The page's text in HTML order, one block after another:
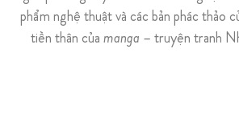
phẩm nghệ thuật và các bản phác thảo
tiền thân của manga – truyện tranh